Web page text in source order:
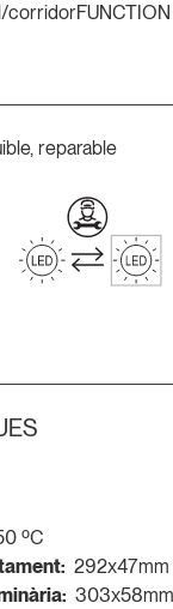
reparable
ºC
292x47mm
303x58mm